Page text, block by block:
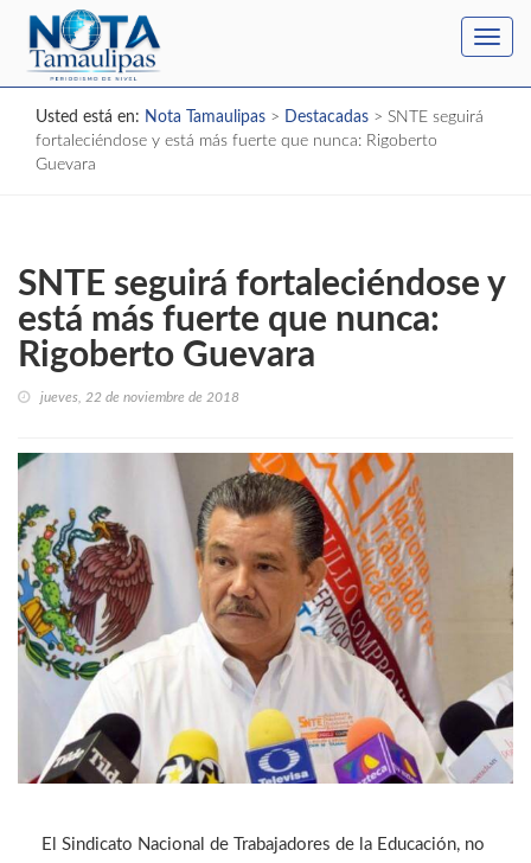
Usted está en: Nota Tamaulipas > Destacadas > SNTE seguirá
fortaleciéndose y está más fuerte que nunca: Rigoberto
Guevara
SNTE seguirá fortaleciéndose y
está más fuerte que nunca:
Rigoberto Guevara
jueves, 22 de noviembre de 2018
El Sindicato Nacional de Trabajadores de la Educación, no